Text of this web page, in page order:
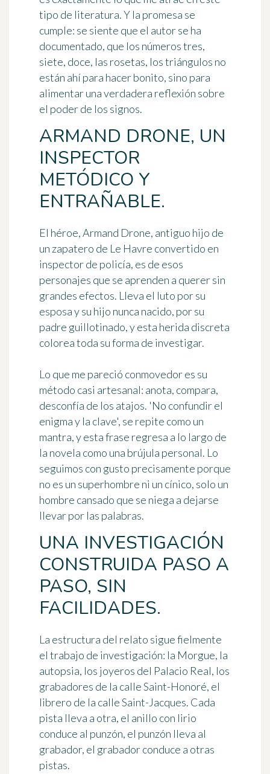
tipo de literatura. Y la promesa se
cumple: se siente que el autor se ha
documentado, que los números tres,
siete, doce, las rosetas, los triángulos no
están ahí para hacer bonito, sino para
alimentar una verdadera reflexión sobre
el poder de los signos.
ARMAND DRONE, UN
INSPECTOR
METÓDICO Y
ENTRAÑABLE.
El héroe, Armand Drone, antiguo hijo de
un zapatero de Le Havre convertido en
inspector de policía, es de esos
personajes que se aprenden a querer sin
grandes efectos. Lleva el luto por su
esposa y su hijo nunca nacido, por su
padre guillotinado, y esta herida discreta
colorea toda su forma de investigar.
Lo que me pareció conmovedor es su
método casi artesanal: anota, compara,
desconfía de los atajos. 'No confundir el
enigma y la clave', se repite como un
mantra, y esta frase regresa a lo largo de
la novela como una brújula personal. Lo
seguimos con gusto precisamente porque
no es un superhombre ni un cínico, solo un
hombre cansado que se niega a dejarse
llevar por las palabras.
UNA INVESTIGACIÓN
CONSTRUIDA PASO A
PASO, SIN
FACILIDADES.
La estructura del relato sigue fielmente
el trabajo de investigación: la Morgue, la
autopsia, los joyeros del Palacio Real, los
grabadores de la calle Saint-Honoré, el
librero de la calle Saint-Jacques. Cada
pista lleva a otra, el anillo con lirio
conduce al punzón, el punzón lleva al
grabador, el grabador conduce a otras
pistas.